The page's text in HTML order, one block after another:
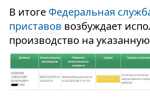
В итоге Федеральная
приставов возбуждает
производство на